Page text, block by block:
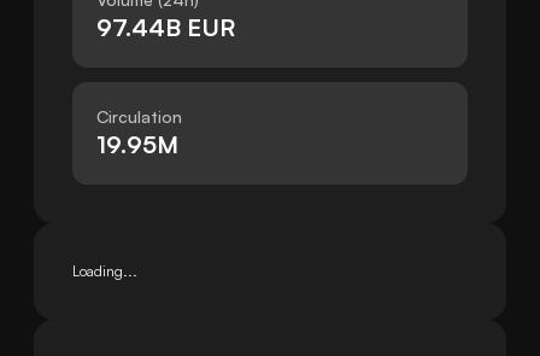
97.44B EUR
Circulation
19.95M
Loading...